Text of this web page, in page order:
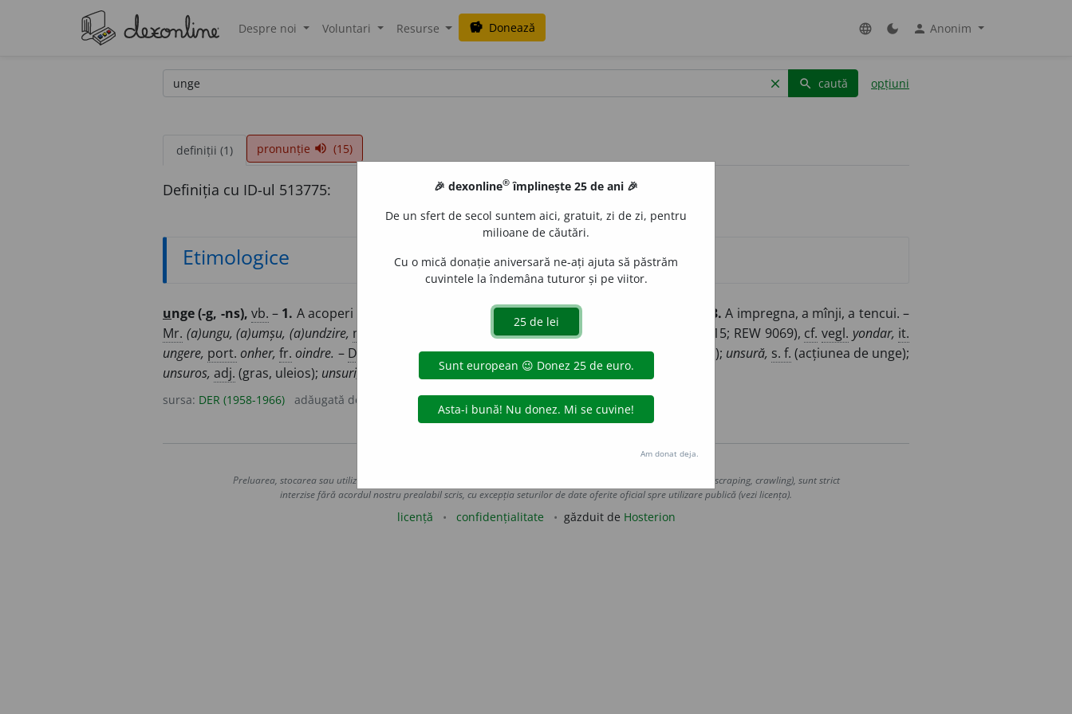
Despre noi Voluntari Resurse savings Donează language dark_mode person Anonim
clear search caută opțiuni
definiții (1) pronunție volume_up (15)
Definiția cu ID-ul 513775:
Etimologice
unge (-g, -ns), vb. – 1. A acoperi cu un strat de material unsuros sau lipicios. – 3. A impregna, a mînji, a tencui. –
Mr. (a)ungu, (a)umșu, (a)undzire, megl. istr. ungu, uns. Lat. (Pușcariu 1815; REW 9069), cf. vegl. yondar, it.
ungere, port. onher, fr. oindre. – Der. unsoare,s. f.(substanță grasă; grăsime de porc; unguent); unsură, s. f. (acțiunea de unge);
unsuros, adj. (gras, uleios); unsuri, (a îmbiba cu grăsime). Cf. unt, untură.
sursa: DER (1958-1966) adăugată de acțiuni
Preluarea, stocarea sau utilizarea datelor de pe acest site, inclusiv prin orice metode de extragere automată (web scraping, crawling), sunt strict
interzise fără acordul nostru prealabil scris, cu excepția seturilor de date oferite oficial spre utilizare publică (vezi licența).
licență confidențialitate găzduit de Hosterion
🎉 dexonline® împlinește 25 de ani 🎉
De un sfert de secol suntem aici, gratuit, zi de zi, pentru
milioane de căutări.
Cu o mică donație aniversară ne-ați ajuta să păstrăm
cuvintele la îndemâna tuturor și pe viitor.
Am donat deja.